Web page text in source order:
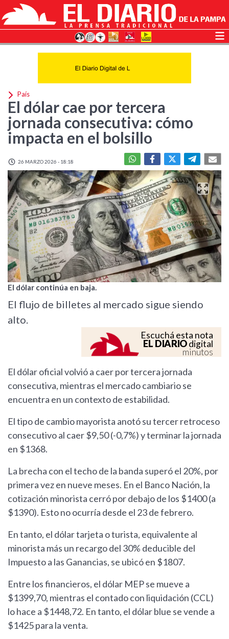
País
El dólar cae por tercera
jornada consecutiva: cómo
impacta en el bolsillo
26 MARZO 2026 - 18:18
El dólar continúa en baja.
El flujo de billetes al mercado sigue siendo
alto.
Escuchá esta nota
EL DIARIOdigital
minutos
El dólar oficial volvió a caer por tercera jornada
consecutiva, mientras el mercado cambiario se
encuentra en un contexto de estabilidad.
El tipo de cambio mayorista anotó su tercer retroceso
consecutivo al caer $9,50 (-0,7%) y terminar la jornada
en $1368.
La brecha con el techo de la banda superó el 20%, por
primera vez en nueve meses. En el Banco Nación, la
cotización minorista cerró por debajo de los $1400 (a
$1390). Esto no ocurría desde el 23 de febrero.
En tanto, el dólar tarjeta o turista, equivalente al
minorista más un recargo del 30% deducible del
Impuesto a las Ganancias, se ubicó en $1807.
Entre los financieros, el dólar MEP se mueve a
$1399,70, mientras el contado con liquidación (CCL)
lo hace a $1448,72. En tanto, el dólar blue se vende a
$1425 para la venta.